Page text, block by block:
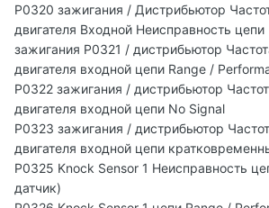
P0320 зажигания / Дистрибьютор
двигателя Входной Неисправность цепи
зажигания P0321 / дистрибьютор
двигателя входной цепи Range /
P0322 зажигания / дистрибьютор
двигателя входной цепи No Signal
P0323 зажигания / дистрибьютор
двигателя входной цепи
P0325 Knock Sensor 1 Неисправность
датчик)